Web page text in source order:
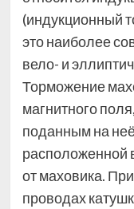
(индукционный
это наиболее
вело- и
Торможение
магнитного
поданным на
расположенной
от маховика.
проводах